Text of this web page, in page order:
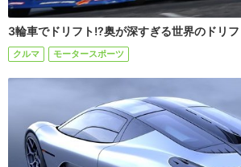
3輪車でドリフト!?奥が深すぎる世界のドリフ
クルマ モータースポーツ